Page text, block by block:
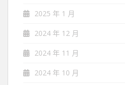
2025 年 1 月
2024 年 12 月
2024 年 11 月
2024 年 10 月